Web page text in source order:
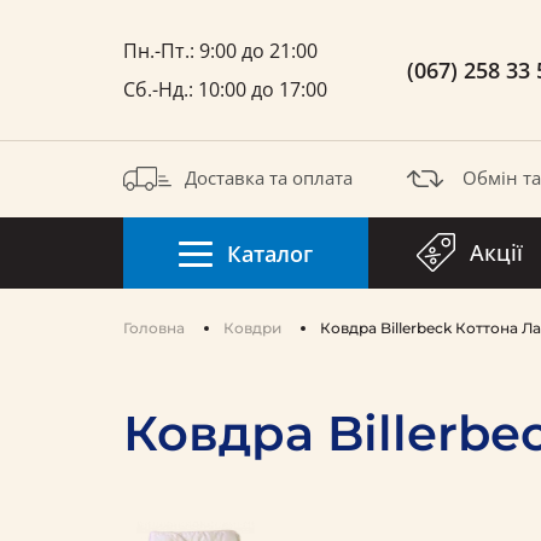
Пн.-Пт.: 9:00 до 21:00
Сб.-Нд.: 10:00 до 17:00
(067) 258 33
Доставка та оплата Обмін
Каталог Акції
Головна Ковдри Ковдра Billerbeck Коттона
Ковдра